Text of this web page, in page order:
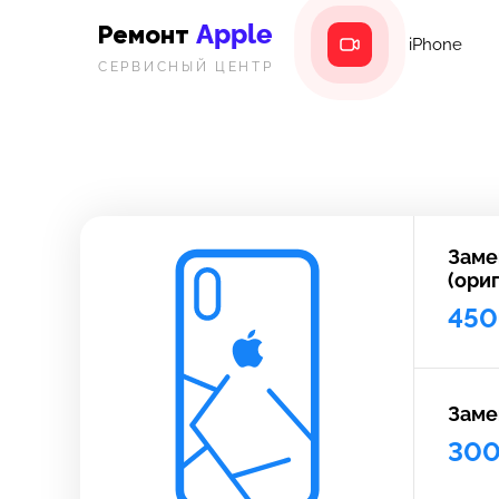
Ремонт Apple
СЕРВИСНЫЙ ЦЕНТР
iPhone